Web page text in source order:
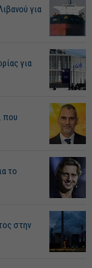
για
για
που
το
στην